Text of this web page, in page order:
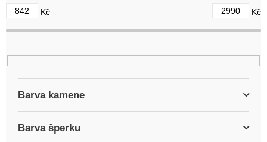
u
k
ů
842 Kč 2990 Kč
Barva kamene
Barva šperku